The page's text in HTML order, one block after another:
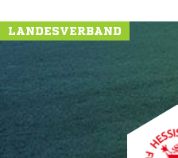
LANDESVERBAND